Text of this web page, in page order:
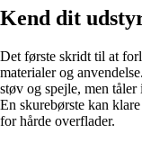
Kend dit
Det første skridt til at
materialer og
støv og spejle, men
En skurebørste kan
for hårde overflader.